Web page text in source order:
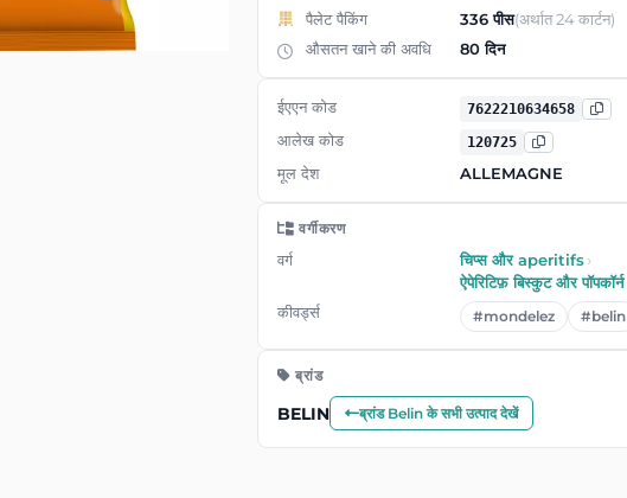
पैलेट पैकिंग
336 पीस(अर्थात 24 कार्टन)
औसतन खाने की अवधि
80 दिन
ईएएन कोड 7622210634658
आलेख कोड 120725
मूल देश ALLEMAGNE
वर्गीकरण
वर्ग चिप्स और aperitifs ›
ऐपेरिटिफ़ बिस्कुट और पॉपकॉर्न
कीवर्ड्स
#mondelez #belin
ब्रांड
BELIN ब्रांड Belin के सभी उत्पाद देखें